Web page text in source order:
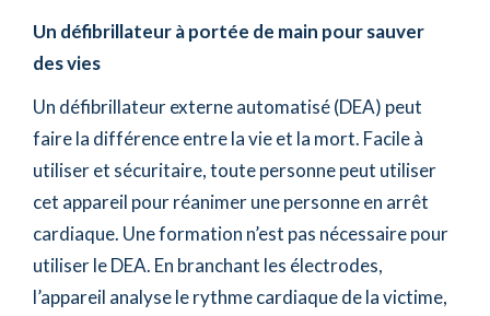
Un défibrillateur à portée de main pour sauver
des vies
Un défibrillateur externe automatisé (DEA) peut
faire la différence entre la vie et la mort. Facile à
utiliser et sécuritaire, toute personne peut utiliser
cet appareil pour réanimer une personne en arrêt
cardiaque. Une formation n’est pas nécessaire pour
utiliser le DEA. En branchant les électrodes,
l’appareil analyse le rythme cardiaque de la victime,